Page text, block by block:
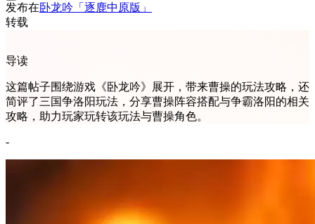
发布在卧龙吟「逐鹿中原版」
转载
导读
这篇帖子围绕游戏《卧龙吟》展开，带来曹操的玩法攻略，还
简评了三国争洛阳玩法，分享曹操阵容搭配与争霸洛阳的相关
攻略，助力玩家玩转该玩法与曹操角色。
-